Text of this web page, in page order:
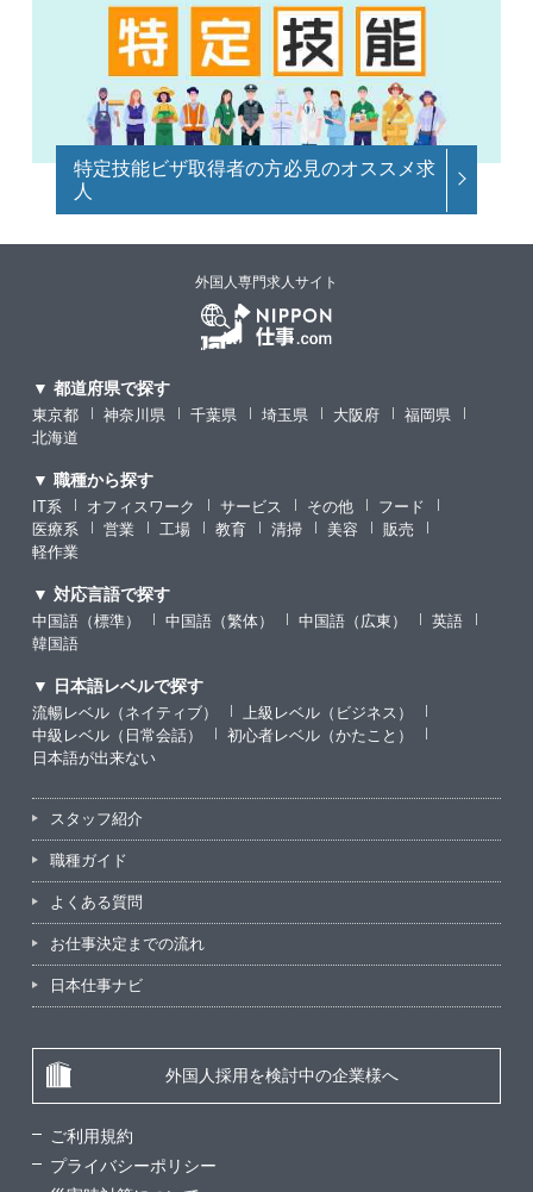
特定技能ビザ取得者の方必見のオススメ求
人
外国人専門求人サイト
▼ 都道府県で探す
東京都 神奈川県 千葉県 埼玉県 大阪府
福岡県
北海道
▼ 職種から探す
IT系 オフィスワーク サービス その他
フード
医療系
営業 工場 教育 清掃 美容
販売
軽作業
▼ 対応言語で探す
中国語（標準） 中国語（繁体） 中国語（広東）
英語
韓国語
▼ 日本語レベルで探す
流暢レベル（ネイティブ）
上級レベル（ビジネス）
中級レベル（日常会話）
初心者レベル（かたこと）
日本語が出来ない
スタッフ紹介
職種ガイド
よくある質問
お仕事決定までの流れ
日本仕事ナビ
外国人採用を検討中の企業様へ
ご利用規約
プライバシーポリシー